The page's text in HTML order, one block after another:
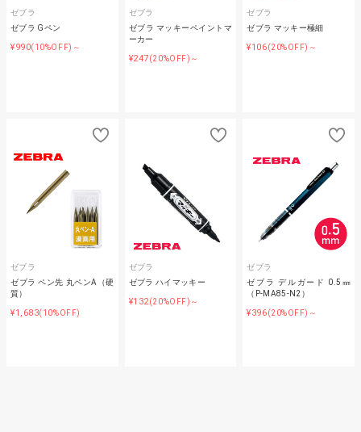
ゼブラ
ゼブラ Gペン
¥990(10%OFF)～
ゼブラ
ゼブラ マッキーペイントマ
ーカー
¥247(20%OFF)～
ゼブラ
ゼブラ マッキー極細
¥106(20%OFF)～
ゼブラ
ゼブラ ペン先 丸ペンA（硬
質）
¥1,683(10%OFF)
ゼブラ
ゼブラ ハイマッキー
¥132(20%OFF)～
ゼブラ
ゼブラ デルガード 0.5㎜
（P-MA85-N2）
¥396(20%OFF)～